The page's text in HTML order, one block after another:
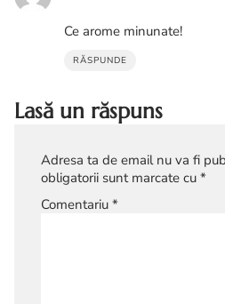
Ce arome minunate!
RĂSPUNDE
Lasă un răspuns
Adresa ta de email nu va fi
obligatorii sunt marcate cu *
Comentariu *